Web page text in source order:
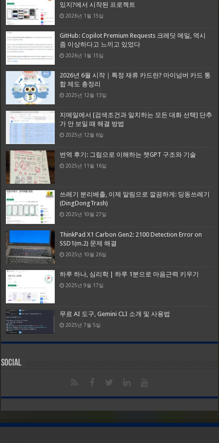
있지?에서 시작된 프로젝트
2026년 1월 15일
GitHub: Copilot Premium Requests 크레딧 메일, 역시
좀 이상하다고 느끼고 있었다
2026년 1월 15일
2026년 6월 시작｜특정 재류 카드란? 마이넘버 카드 통
합 제도 총정리
2025년 12월 13일
지메일에서 [검색조건과 일치하는 모든 대화 선택] 단추
가 안 보일 때 해결 방법
2025년 12월 6일
번역 후기: 그림으로 이해하는 챗GPT 구조와 기술
2025년 11월 16일
쓰레기 분리배출, 이제 알림으로 깔끔하게: 딩동쓰레기
(DingDongTrash)
2025년 10월 27일
ThinkPad X1 Carbon Gen2: 2100 Detection Error on
SSD1(m.2) 문제 해결
2025년 10월 26일
하루 하나, 심리학 | 하루 1분으로 마음근력 키우기
2025년 9월 17일
무료 AI 도구, Gemini CLI 소개 및 사용법
2025년 7월 5일
Social